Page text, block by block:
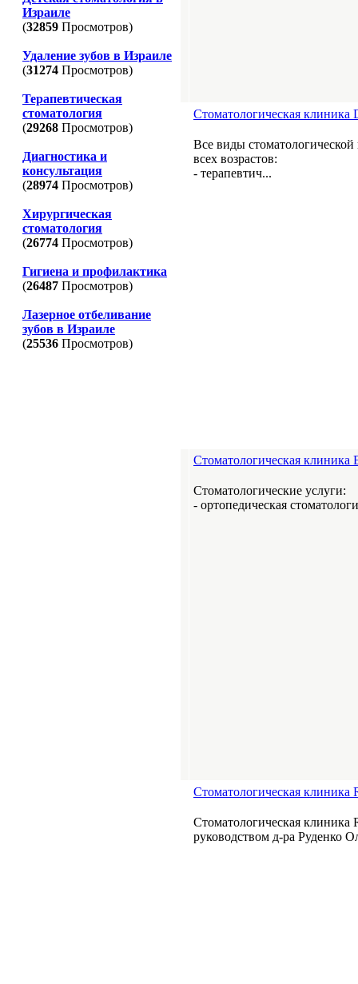
Израиле
(32859 Просмотров)
Удаление зубов в Израиле
(31274 Просмотров)
Терапевтическая
стоматология
(29268 Просмотров)
Диагностика и
консультация
(28974 Просмотров)
Хирургическая
стоматология
(26774 Просмотров)
Гигиена и профилактика
(26487 Просмотров)
Лазерное отбеливание
зубов в Израиле
(25536 Просмотров)
Стоматологическая клиника
Все виды
всех возрастов:
- терапевтич...
Стоматологическая клиника
Стоматологические услуги:
- ортопедическая
Стоматологическая
Стоматологическая
руководством д-ра Руденко